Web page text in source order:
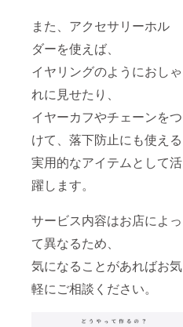
また、アクセサリーホル
ダーを使えば、
イヤリングのようにおしゃ
れに見せたり、
イヤーカフやチェーンをつ
けて、落下防止にも使える
実用的なアイテムとして活
躍します。
サービス内容はお店によっ
て異なるため、
気になることがあればお気
軽にご相談ください。